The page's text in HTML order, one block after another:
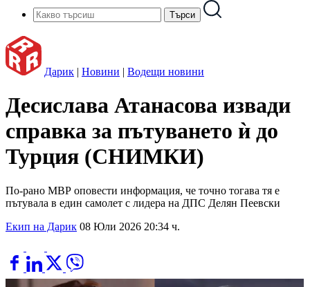
Дарик | Новини | Водещи новини
Десислава Атанасова извади
справка за пътуването ѝ до
Турция (СНИМКИ)
По-рано МВР оповести информация, че точно тогава тя е
пътувала в един самолет с лидера на ДПС Делян Пеевски
Екип на Дарик 08 Юли 2026 20:34 ч.